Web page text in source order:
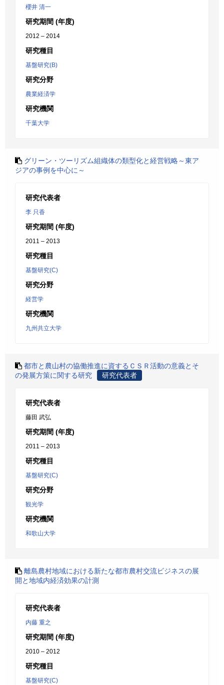
櫻井 清一
研究期間 (年度)
2012 – 2014
研究種目
基盤研究(B)
研究分野
農業経済学
研究機関
千葉大学
グリーン・ツーリズム組織体の類型化と経営戦略～東ア
ジアの事例を中心に～
研究代表者
李 只香
研究期間 (年度)
2011 – 2013
研究種目
基盤研究(C)
研究分野
経営学
研究機関
九州共立大学
都市と農山村の協働推進に資するＣＳＲ活動の意義とそ
の発展方策に関する研究
研究代表者
研究代表者
藤田 武弘
研究期間 (年度)
2011 – 2013
研究種目
基盤研究(C)
研究分野
観光学
研究機関
和歌山大学
離島農村地域における新たな都市農村交流ビジネスの展
開と地域内経済効果の計測
研究代表者
内藤 重之
研究期間 (年度)
2010 – 2012
研究種目
基盤研究(C)